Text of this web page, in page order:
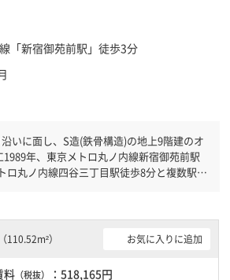
「新宿御苑前駅 」徒歩3分
いに面し、S造(鉄骨構造)の地上9階建のオ
ロ丸ノ内線四谷三丁目駅徒歩8分と複数駅利
（110.52m²） お気に入りに追加
料 （税抜） ：518,165円